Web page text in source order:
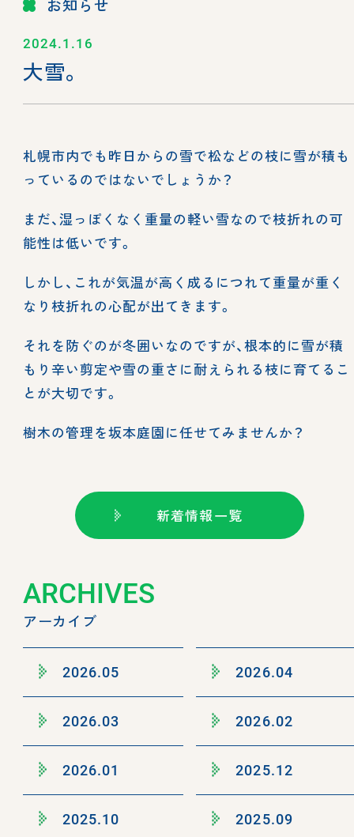
お知らせ
2024.1.16
大雪。
札幌市内でも昨日からの雪で松などの枝に雪が積も
っているのではないでしょうか？
まだ、湿っぽくなく重量の軽い雪なので枝折れの可
能性は低いです。
しかし、これが気温が高く成るにつれて重量が重く
なり枝折れの心配が出てきます。
それを防ぐのが冬囲いなのですが、根本的に雪が積
もり辛い剪定や雪の重さに耐えられる枝に育てるこ
とが大切です。
樹木の管理を坂本庭園に任せてみませんか？
新着情報一覧
ARCHIVES
アーカイブ
2026.05 2026.04
2026.03 2026.02
2026.01 2025.12
2025.10 2025.09